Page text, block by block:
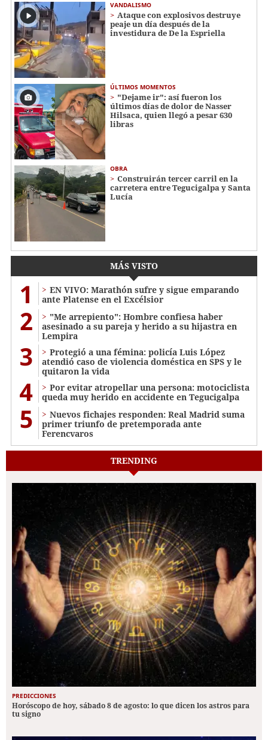
VANDALISMO
Ataque con explosivos destruye
peaje un día después de la
investidura de De la Espriella
ÚLTIMOS MOMENTOS
"Dejame ir": así fueron los
últimos días de dolor de Nasser
Hilsaca, quien llegó a pesar 630
libras
OBRA
Construirán tercer carril en la
carretera entre Tegucigalpa y Santa
Lucía
MÁS VISTO
1
EN VIVO: Marathón sufre y sigue emparando
ante Platense en el Excélsior
2
"Me arrepiento": Hombre confiesa haber
asesinado a su pareja y herido a su hijastra en
Lempira
3
Protegió a una fémina: policía Luis López
atendió caso de violencia doméstica en SPS y le
quitaron la vida
4
Por evitar atropellar una persona: motociclista
queda muy herido en accidente en Tegucigalpa
5
Nuevos fichajes responden: Real Madrid suma
primer triunfo de pretemporada ante
Ferencvaros
TRENDING
PREDICCIONES
Horóscopo de hoy, sábado 8 de agosto: lo que dicen los astros para
tu signo